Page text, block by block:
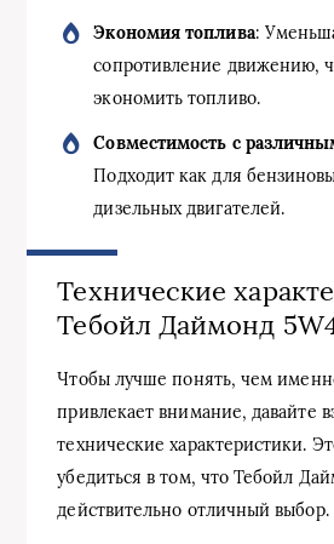
Экономия топлива:
сопротивление движению,
экономить топливо.
Совместимость с
Подходит как для
дизельных двигателей.
Технические
Тебойл Даймонд
Чтобы лучше понять, чем
привлекает внимание, давайте
технические характеристики.
убедиться в том, что Тебойл
действительно отличный выбор.